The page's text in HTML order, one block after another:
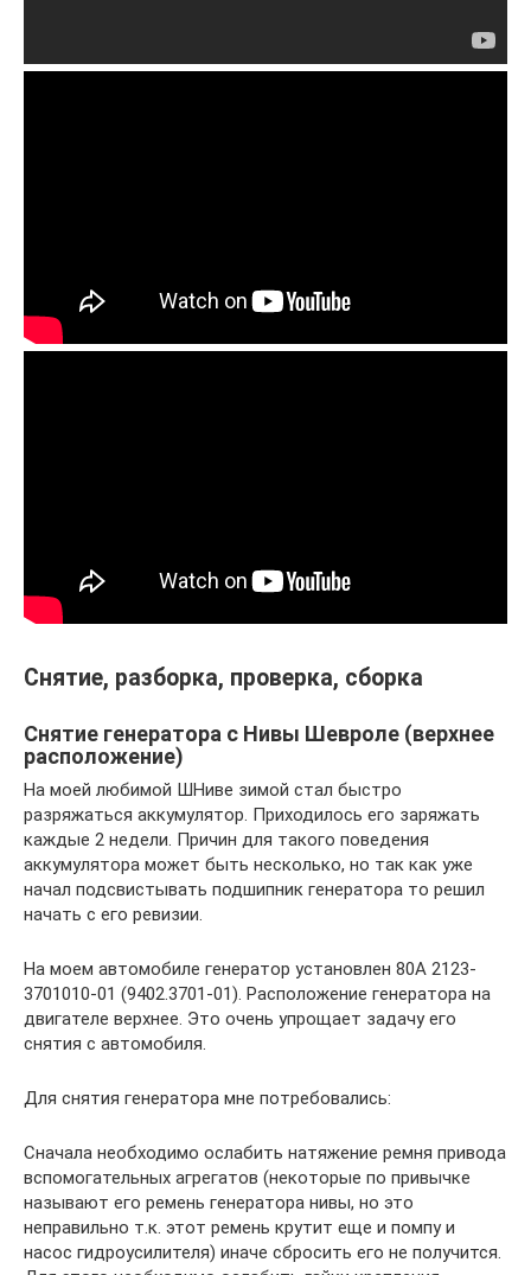
Снятие, разборка, проверка, сборка
Снятие генератора с Нивы Шевроле (верхнее
расположение)
На моей любимой ШНиве зимой стал быстро
разряжаться аккумулятор. Приходилось его заряжать
каждые 2 недели. Причин для такого поведения
аккумулятора может быть несколько, но так как уже
начал подсвистывать подшипник генератора то решил
начать с его ревизии.
На моем автомобиле генератор установлен 80А 2123-
3701010-01 (9402.3701-01). Расположение генератора на
двигателе верхнее. Это очень упрощает задачу его
снятия с автомобиля.
Для снятия генератора мне потребовались:
Сначала необходимо ослабить натяжение ремня привода
вспомогательных агрегатов (некоторые по привычке
называют его ремень генератора нивы, но это
неправильно т.к. этот ремень крутит еще и помпу и
насос гидроусилителя) иначе сбросить его не получится.